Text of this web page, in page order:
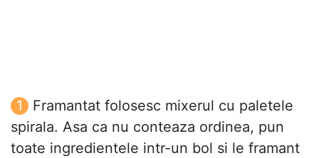
Framantat folosesc mixerul cu paletele
spirala. Asa ca nu conteaza ordinea, pun
toate ingredientele intr-un bol si le framant